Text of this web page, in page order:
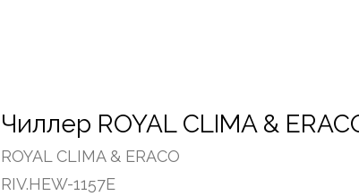
Чиллер ROYAL CLIMA &
ROYAL CLIMA & ERACO
RIV.HEW-1157E